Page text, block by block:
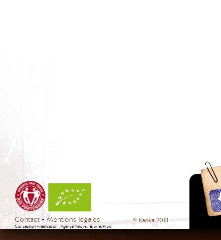
Contact Mentions légales © Kaoka 2013
Conception - réalisation :Agence Nature/Brunet Prod